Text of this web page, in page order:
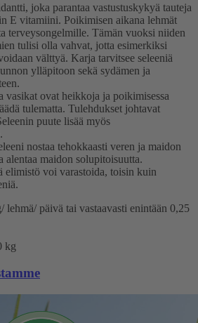
joka parantaa vastustuskykyä tauteja
E vitamiini. Poikimisen aikana lehmät
terveysongelmille. Tämän vuoksi niiden
tulisi olla vahvat, jotta esimerkiksi
välttyä. Karja tarvitsee seleeniä
ylläpitoon sekä sydämen ja
vasikat ovat heikkoja ja poikimisessa
tulematta. Tulehdukset johtavat
puute lisää myös
nostaa tehokkaasti veren ja maidon
alentaa maidon solupitoisuutta.
elimistö voi varastoida, toisin kuin
päivä tai vastaavasti enintään 0,25
kg